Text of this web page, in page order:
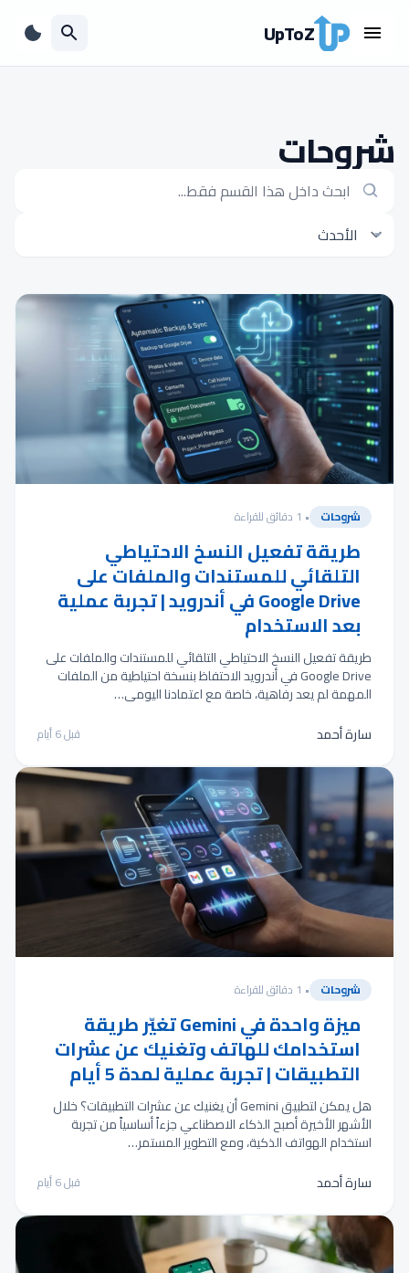
UpToZ
شروحات
شروحات • 1 دقائق للقراءة
طريقة تفعيل النسخ الاحتياطي
التلقائي للمستندات والملفات على
Google Drive في أندرويد | تجربة عملية
بعد الاستخدام
طريقة تفعيل النسخ الاحتياطي التلقائي للمستندات والملفات على
Google Drive في أندرويد الاحتفاظ بنسخة احتياطية من الملفات
المهمة لم يعد رفاهية، خاصة مع اعتمادنا اليومي…
سارة أحمد
قبل 6 أيام
شروحات • 1 دقائق للقراءة
ميزة واحدة في Gemini تغيّر طريقة
استخدامك للهاتف وتغنيك عن عشرات
التطبيقات | تجربة عملية لمدة 5 أيام
هل يمكن لتطبيق Gemini أن يغنيك عن عشرات التطبيقات؟ خلال
الأشهر الأخيرة أصبح الذكاء الاصطناعي جزءاً أساسياً من تجربة
استخدام الهواتف الذكية، ومع التطوير المستمر…
سارة أحمد
قبل 6 أيام